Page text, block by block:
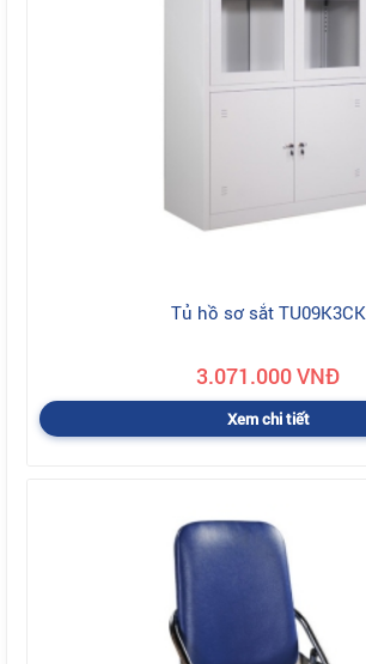
Tủ hồ sơ sắt TU09K3CK
3.071.000 VNĐ
Xem chi tiết